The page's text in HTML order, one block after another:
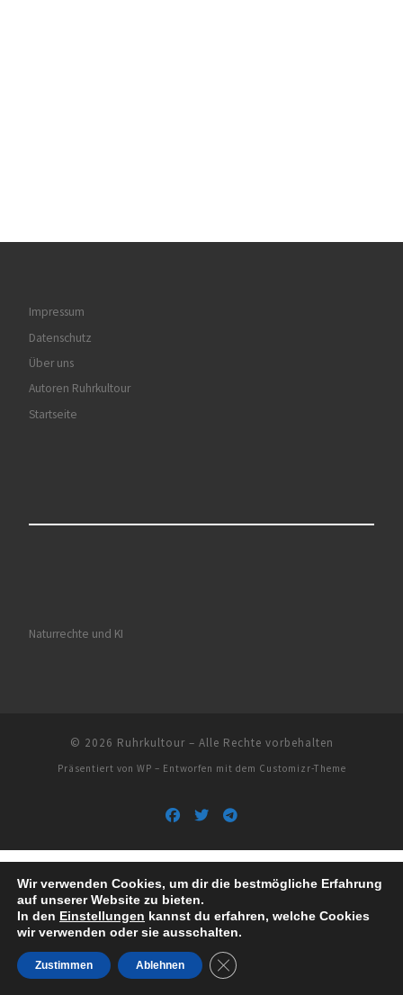
Impressum
Datenschutz
Über uns
Autoren Ruhrkultour
Startseite
Naturrechte und KI
© 2026 Ruhrkultour– Alle Rechte vorbehalten
Präsentiert von WP – Entworfen mit dem Customizr-Theme
Wir verwenden Cookies, um dir die bestmögliche Erfahrung
auf unserer Website zu bieten.
In den Einstellungen kannst du erfahren, welche Cookies
wir verwenden oder sie ausschalten.
Zustimmen Ablehnen GDPR Cookie-Banner